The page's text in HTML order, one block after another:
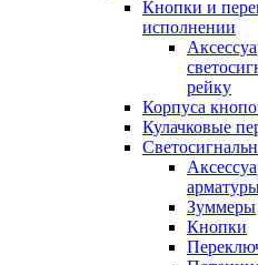
Кнопки и
исполнении
рейку
Корпуса
Кулачковые
Зуммеры
Кнопки